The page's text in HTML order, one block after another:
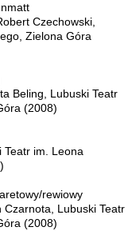
Czechowski,
Zielona Góra
Beling, Lubuski Teatr
(2008)
Teatr im. Leona
rewiowy
Czarnota, Lubuski Teatr
(2008)